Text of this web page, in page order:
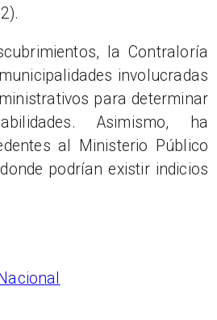
la Contraloría
involucradas
para determinar
Asimismo, ha
al Ministerio Público
podrían existir indicios